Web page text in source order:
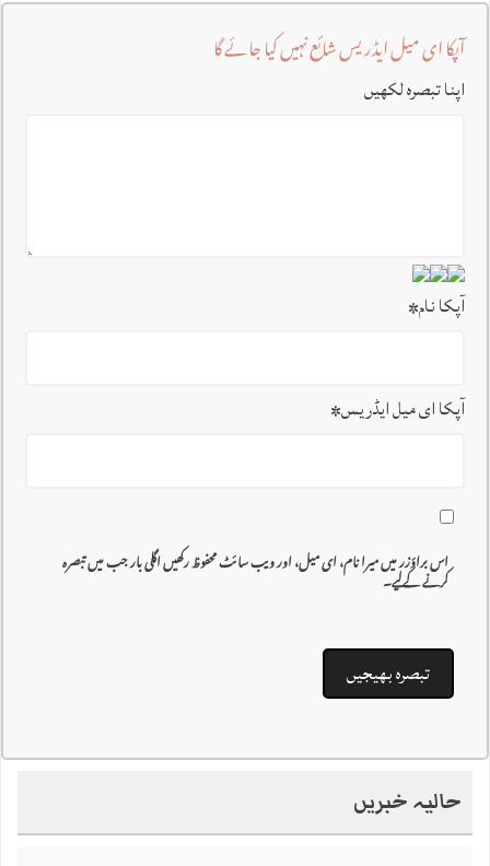
آپکا ای میل ایڈریس شائع نہیں کیا جائے گا
اپنا تبصرہ لکھیں
آپکا نام*
آپکا ای میل ایڈریس*
اس براؤزر میں میرا نام، ای میل، اور ویب سائٹ محفوظ رکھیں اگلی بار جب میں تبصرہ
کرنے کےلیے۔
حالیہ خبریں